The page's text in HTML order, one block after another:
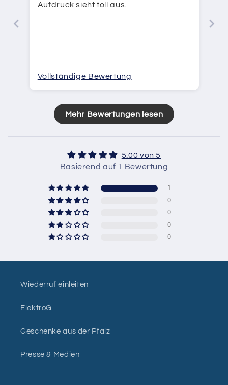
Aufdruck sieht toll aus.
Vollständige Bewertung
Mehr Bewertungen lesen
5.00 von 5
Basierend auf 1 Bewertung
0
0
0
0
Wiederruf einleiten
ElektroG
Geschenke aus der Pfalz
Presse & Medien